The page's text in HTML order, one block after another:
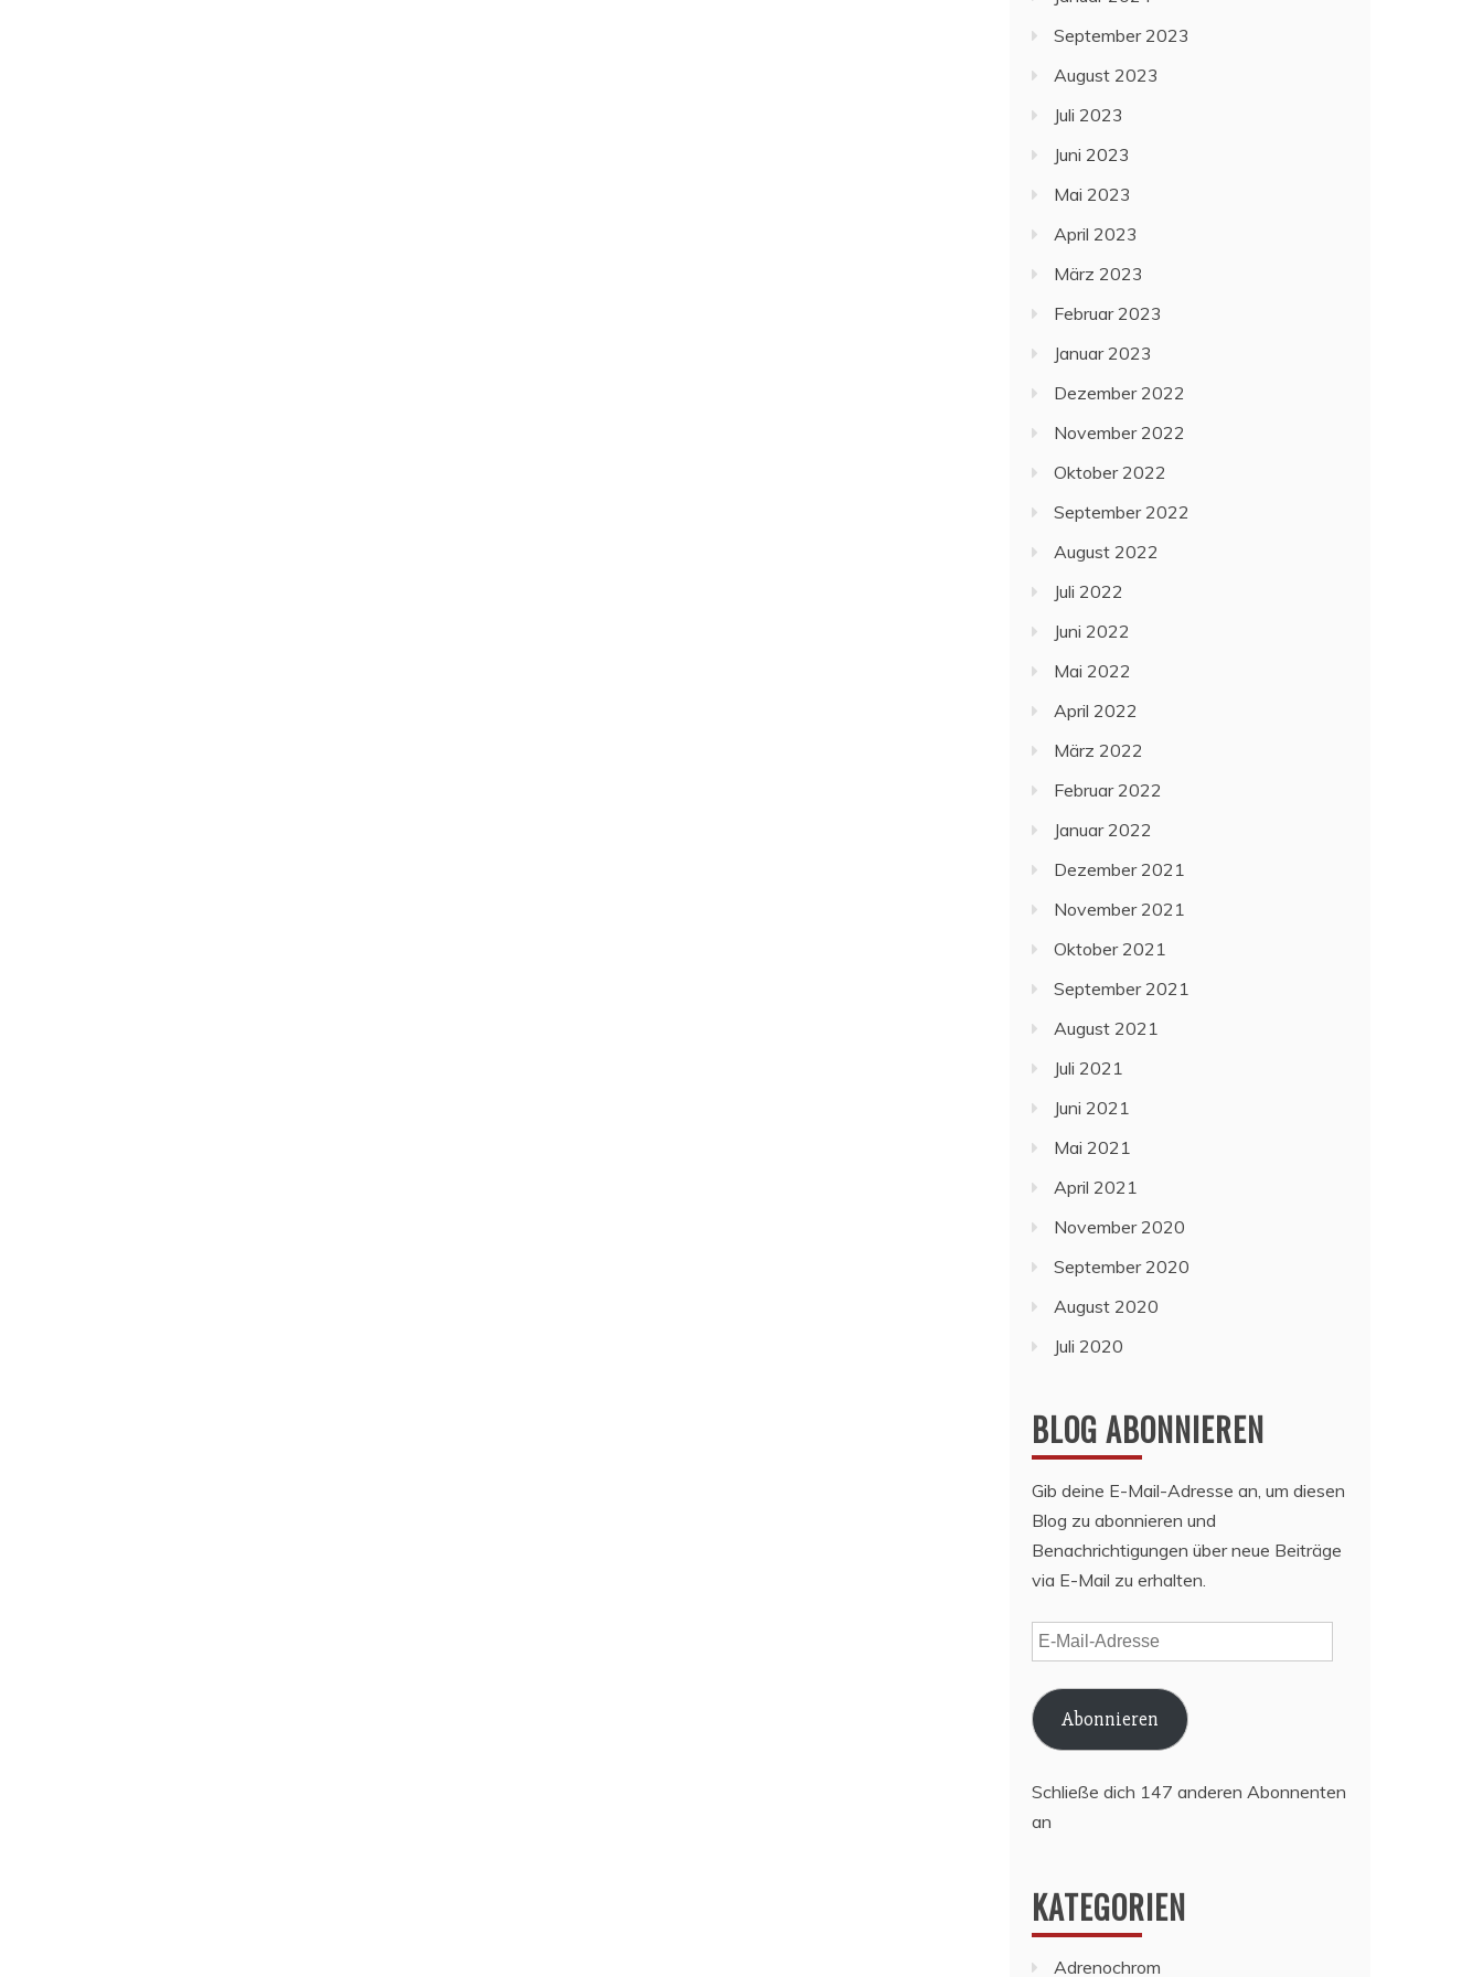
September 2023
August 2023
Juli 2023
Juni 2023
Mai 2023
April 2023
März 2023
Februar 2023
Januar 2023
Dezember 2022
November 2022
Oktober 2022
September 2022
August 2022
Juli 2022
Juni 2022
Mai 2022
April 2022
März 2022
Februar 2022
Januar 2022
Dezember 2021
November 2021
Oktober 2021
September 2021
August 2021
Juli 2021
Juni 2021
Mai 2021
April 2021
November 2020
September 2020
August 2020
Juli 2020
BLOG ABONNIEREN
Gib deine E-Mail-Adresse an, um diesen
Blog zu abonnieren und
Benachrichtigungen über neue Beiträge
via E-Mail zu erhalten.
E-
Mail-
Adresse
Abonnieren
Schließe dich 147 anderen Abonnenten
an
KATEGORIEN
Adrenochrom